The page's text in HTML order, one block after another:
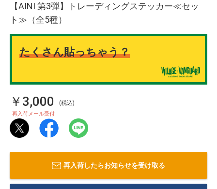
【AINI 第3弾】トレーディングステッカー≪セッ
ト≫（全5種）
たくさん貼っちゃう？
￥3,000 (税込)
再入荷メール受付
再入荷したらお知らせを受け取る